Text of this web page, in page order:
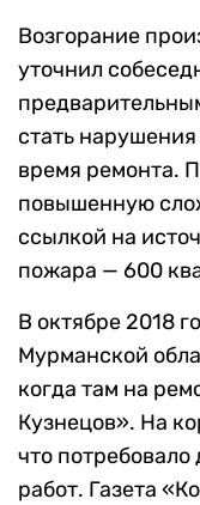
Возгорание
уточнил
стать
время ремонта.
повышенную
ссылкой на
пожара — 600
В октябре 2018
Мурманской
когда там на
Кузнецов». На
что
работ. Газета